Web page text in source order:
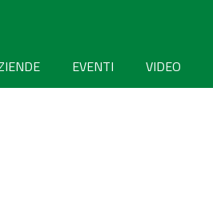
EVENTI VIDEO